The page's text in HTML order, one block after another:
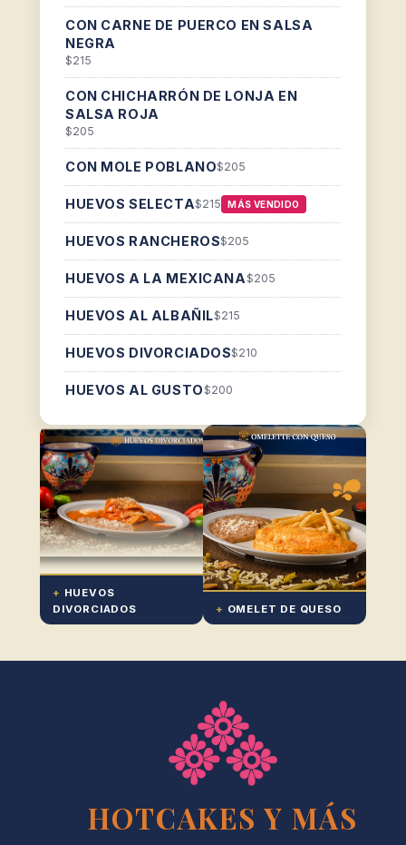
CON CARNE DE PUERCO EN SALSA
NEGRA
$215
CON CHICHARRÓN DE LONJA EN
SALSA ROJA
$205
CON MOLE POBLANO$205
HUEVOS SELECTA$215 MÁS VENDIDO
HUEVOS RANCHEROS$205
HUEVOS A LA MEXICANA $205
HUEVOS AL ALBAÑIL$215
HUEVOS DIVORCIADOS$210
HUEVOS AL GUSTO $200
+ HUEVOS
DIVORCIADOS
+ OMELET DE QUESO
HOTCAKES Y MÁS